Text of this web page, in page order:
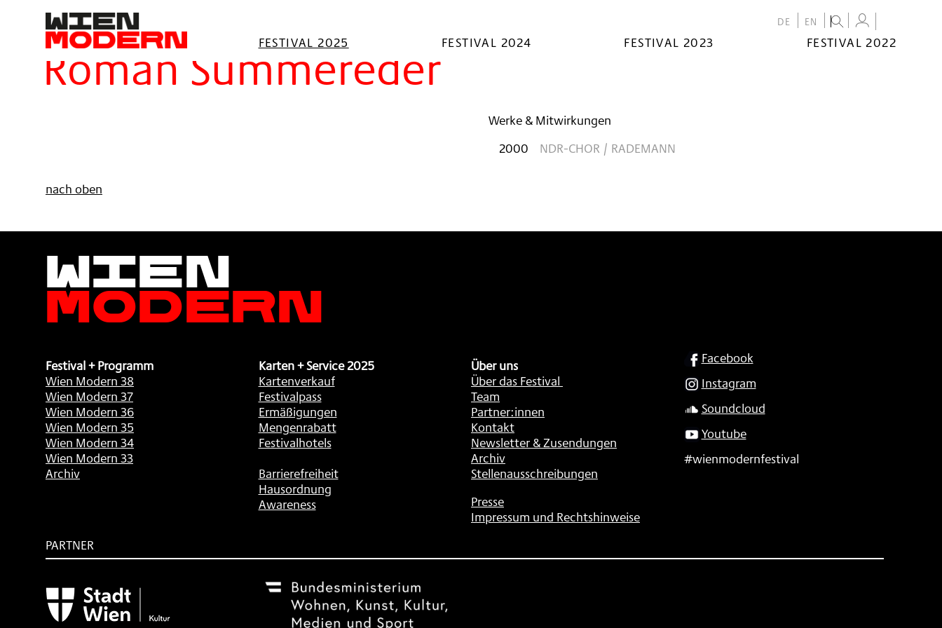
springen
DE EN
FESTIVAL 2025 FESTIVAL 2024 FESTIVAL 2023 FESTIVAL 2022
Filter
Roman Summereder
Werke & Mitwirkungen
2000
NDR-CHOR / RADEMANN
nach oben
Wien
Modern
Festival + Programm
Wien Modern 38
Wien Modern 37
Wien Modern 36
Wien Modern 35
Wien Modern 34
Wien Modern 33
Archiv
Karten + Service 2025
Kartenverkauf
Festivalpass
Ermäßigungen
Mengenrabatt
Festivalhotels
Barrierefreiheit
Hausordnung
Awareness
Über uns
Über das Festival
Team
Partner:innen
Kontakt
Newsletter & Zusendungen
Archiv
Stellenausschreibungen
Presse
Impressum und Rechtshinweise
SOCIAL
Facebook
Instagram
Soundcloud
Youtube
#wienmodernfestival
PARTNER